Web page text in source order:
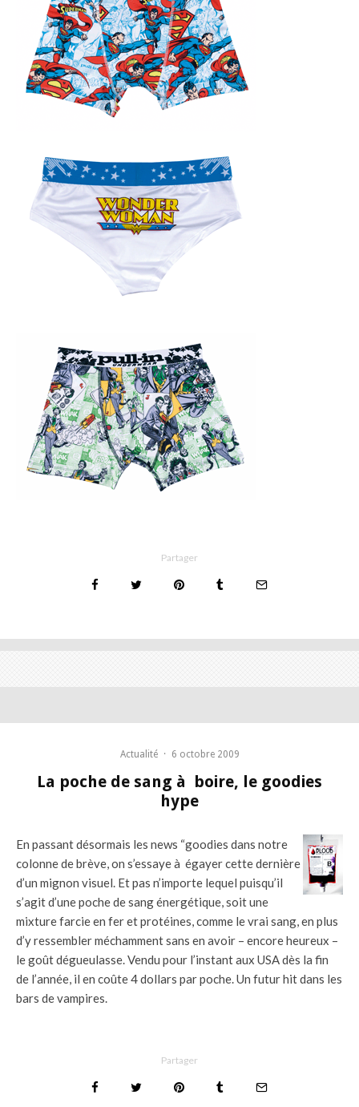
Partager
Actualité · 6 octobre 2009
La poche de sang à boire, le goodies
hype
En passant désormais les news “goodies dans notre
colonne de brève, on s’essaye à égayer cette dernière
d’un mignon visuel. Et pas n’importe lequel puisqu’il
s’agit d’une poche de sang énergétique, soit une
mixture farcie en fer et protéines, comme le vrai sang, en plus
d’y ressembler méchamment sans en avoir – encore heureux –
le goût dégueulasse. Vendu pour l’instant aux USA dès la fin
de l’année, il en coûte 4 dollars par poche. Un futur hit dans les
bars de vampires.
Partager